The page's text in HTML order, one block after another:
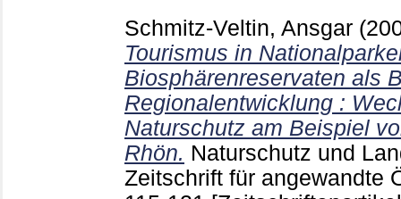
Schmitz-Veltin, Ansgar
Tourismus in
Biosphärenreservaten als
Regionalentwicklung :
Naturschutz am Beispiel
Rhön. Naturschutz und
Zeitschrift für angewandte